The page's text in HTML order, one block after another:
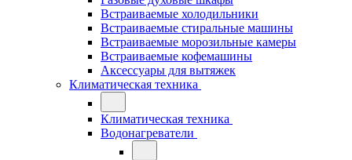
Встраиваемые холодильники
Встраиваемые стиральные машины
Встраиваемые морозильные камеры
Встраиваемые кофемашины
Аксессуары для вытяжек
Климатическая техника
Климатическая техника
Водонагреватели